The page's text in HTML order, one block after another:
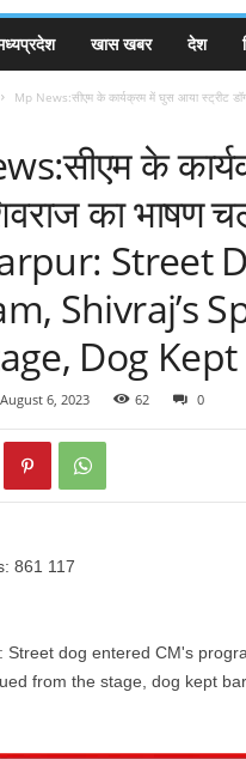
खास खबर देश
Mp News:सीएम के कार्यक्रम में घुस आया स्ट्रीट
के
का भाषण
Street
Shivraj’s
Dog
August 6, 2023 62 0
861 117